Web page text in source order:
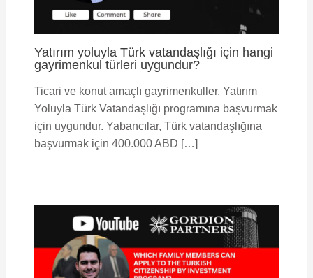
Yatırım yoluyla Türk vatandaşlığı için hangi
gayrimenkul türleri uygundur?
Ticari ve konut amaçlı gayrimenkuller, Yatırım
Yoluyla Türk Vatandaşlığı programına başvurmak
için uygundur. Yabancılar, Türk vatandaşlığına
başvurmak için 400.000 ABD […]